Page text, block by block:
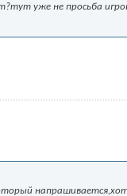
уже не просьба